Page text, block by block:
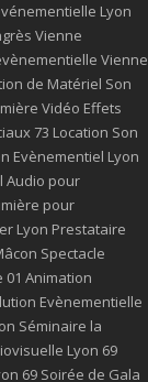
Lyon
Vienne
Vienne
de Matériel Son
Vidéo Effets
73 Location Son
Evènementiel Lyon
Audio pour
pour
Lyon Prestataire
Spectacle
01 Animation
Evènementielle
Séminaire la
Lyon 69
69 Soirée de Gala